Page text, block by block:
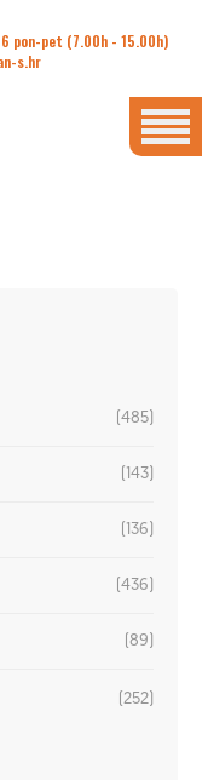
pon-pet (7.00h - 15.00h)
s.hr
(485)
(143)
(136)
(436)
(89)
(252)